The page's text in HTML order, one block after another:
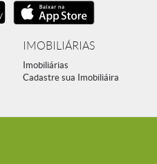
IMOBILIÁRIAS
Imobiliárias
Cadastre sua Imobiliáira